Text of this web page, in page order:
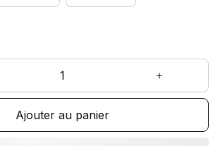
Ajouter au panier